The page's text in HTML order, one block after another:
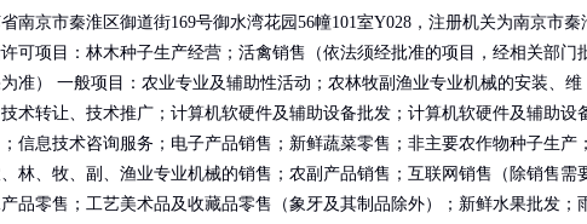
南京市秦淮区御道街169号御水湾花园56幢101室Y028，注册机关为南京市秦
可项目：林木种子生产经营；活禽销售（依法须经批准的项目，经相关部门
准） 一般项目：农业专业及辅助性活动；农林牧副渔业专业机械的安装、维
术转让、技术推广；计算机软硬件及辅助设备批发；计算机软硬件及辅助设
信息技术咨询服务；电子产品销售；新鲜蔬菜零售；非主要农作物种子生产
林、牧、副、渔业专业机械的销售；农副产品销售；互联网销售（除销售需
品零售；工艺美术品及收藏品零售（象牙及其制品除外）；新鲜水果批发；